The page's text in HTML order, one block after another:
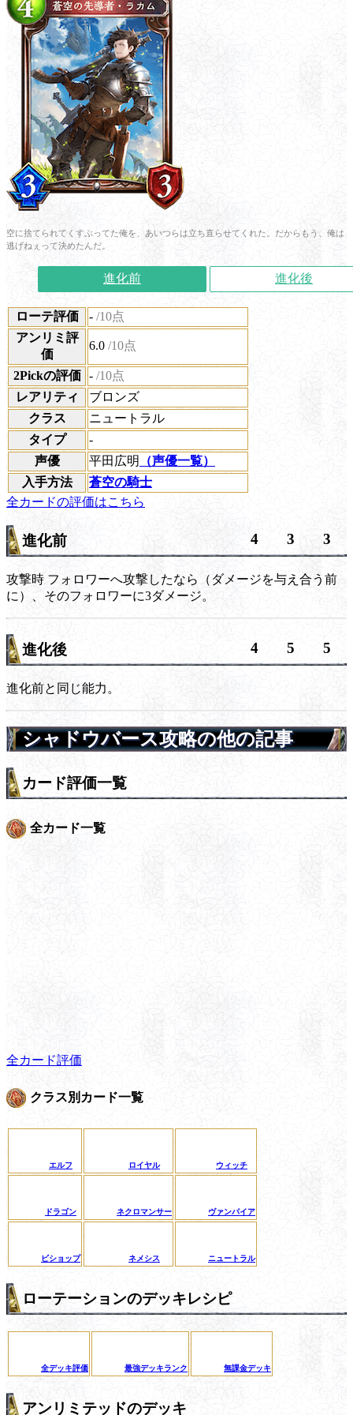
空に捨てられてくすぶってた俺を、あいつらは立ち直らせてくれた。だからもう、俺は
逃げねぇって決めたんだ。
進化前 進化後
ローテ評価 - /10点
アンリミ評
価
6.0 /10点
2Pickの評価 - /10点
レアリティ
ブロンズ
クラス
ニュートラル
タイプ
-
声優
平田広明
（声優一覧）
入手方法
蒼空の騎士
全カードの評価はこちら
進化前 4 3 3
攻撃時 フォロワーへ攻撃したなら（ダメージを与え合う前
に）、そのフォロワーに3ダメージ。
進化後 4 5 5
進化前と同じ能力。
シャドウバース攻略の他の記事
カード評価一覧
全カード一覧
全カード評価
クラス別カード一覧
エルフ ロイヤル ウィッチ
ドラゴン ネクロマンサー ヴァンパイア
ビショップ ネメシス ニュートラル
ローテーションのデッキレシピ
全デッキ評価 最強デッキランク 無課金デッキ
アンリミテッドのデッキ